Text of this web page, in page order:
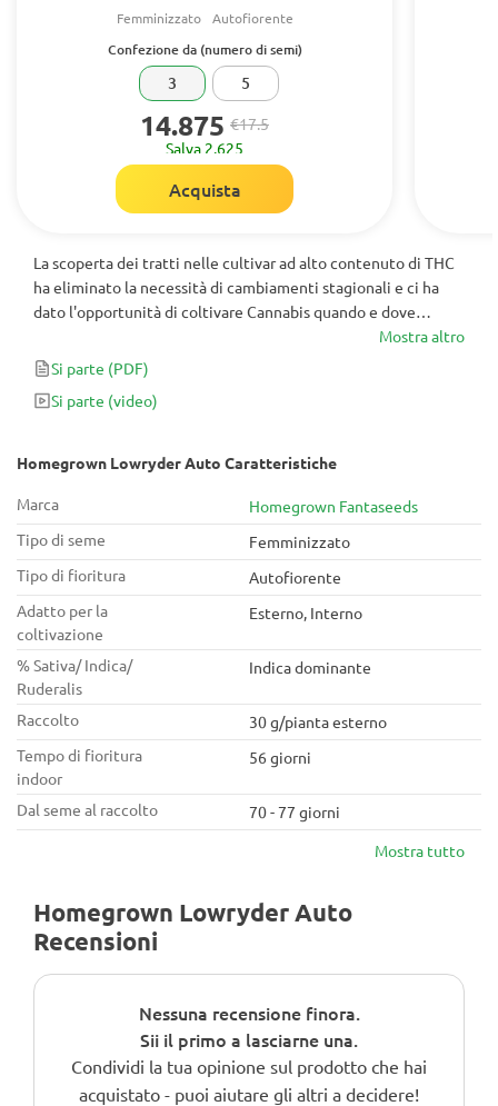
Femminizzato Autofiorente
Confezione da (numero di semi)
3 5
14.875 €17.5
Salva 2.625
Acquista
La scoperta dei tratti nelle cultivar ad alto contenuto di THC
ha eliminato la necessità di cambiamenti stagionali e ci ha
dato l'opportunità di coltivare Cannabis quando e dove
Mostra altro
Si parte (PDF)
Si parte (video)
Homegrown Lowryder Auto Caratteristiche
Marca
Homegrown Fantaseeds
Tipo di seme
Femminizzato
Tipo di fioritura
Autofiorente
Adatto per la
coltivazione
Esterno, Interno
% Sativa/ Indica/
Ruderalis
Indica dominante
Raccolto
30 g/pianta esterno
Tempo di fioritura
indoor
56 giorni
Dal seme al raccolto
70 - 77 giorni
Mostra tutto
Homegrown Lowryder Auto
Recensioni
Nessuna recensione finora.
Sii il primo a lasciarne una.
Condividi la tua opinione sul prodotto che hai
acquistato - puoi aiutare gli altri a decidere!